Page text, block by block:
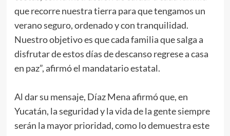
que recorre nuestra tierra para que tengamos un
verano seguro, ordenado y con tranquilidad.
Nuestro objetivo es que cada familia que salga a
disfrutar de estos días de descanso regrese a casa
en paz”, afirmó el mandatario estatal.
Al dar su mensaje, Díaz Mena afirmó que, en
Yucatán, la seguridad y la vida de la gente siempre
serán la mayor prioridad, como lo demuestra este